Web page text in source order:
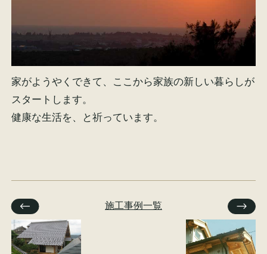
家がようやくできて、ここから家族の新しい暮らしが
スタートします。
健康な生活を、と祈っています。
施工事例一覧